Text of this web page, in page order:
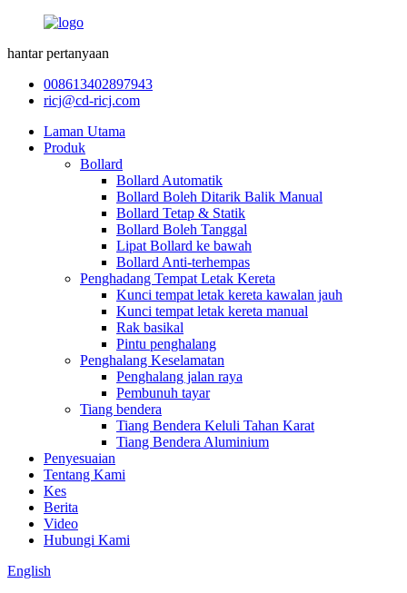
hantar pertanyaan
008613402897943
ricj@cd-ricj.com
Laman Utama
Produk
Bollard
Bollard Automatik
Bollard Boleh Ditarik Balik Manual
Bollard Tetap & Statik
Bollard Boleh Tanggal
Lipat Bollard ke bawah
Bollard Anti-terhempas
Penghadang Tempat Letak Kereta
Kunci tempat letak kereta kawalan jauh
Kunci tempat letak kereta manual
Rak basikal
Pintu penghalang
Penghalang Keselamatan
Penghalang jalan raya
Pembunuh tayar
Tiang bendera
Tiang Bendera Keluli Tahan Karat
Tiang Bendera Aluminium
Penyesuaian
Tentang Kami
Kes
Berita
Video
Hubungi Kami
English